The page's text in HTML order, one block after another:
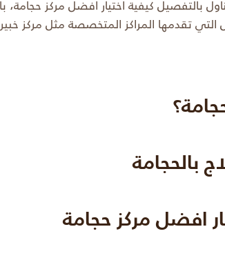
بالتفصيل كيفية اختيار افضل مركز
تقدمها المراكز المتخصصة مثل مركز
بالحجامة
افضل مركز حجامة